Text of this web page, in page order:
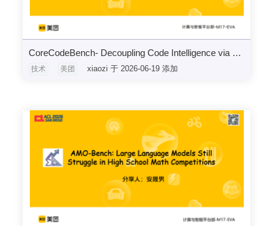
CoreCodeBench- Decoupling Code Intelligence via Fine-Grained Repository-Level Tasks
技术 美团 xiaozi 于 2026-06-19 添加